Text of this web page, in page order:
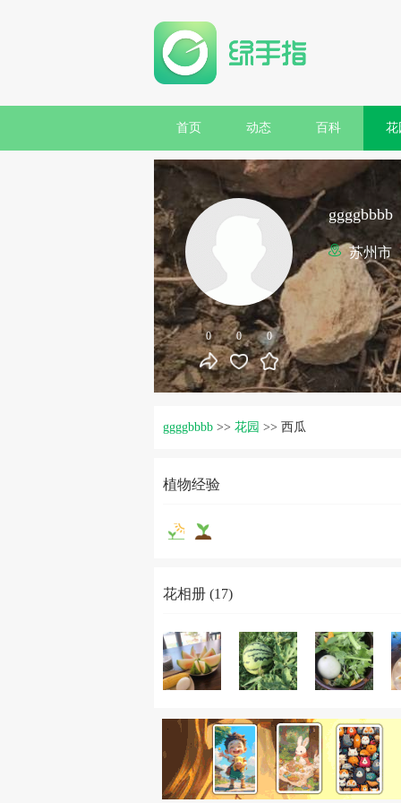
首页 动态 百科 花
0 0 0
ggggbbbb
苏州市
ggggbbbb >> 花园 >> 西瓜
植物经验
花相册 (17)